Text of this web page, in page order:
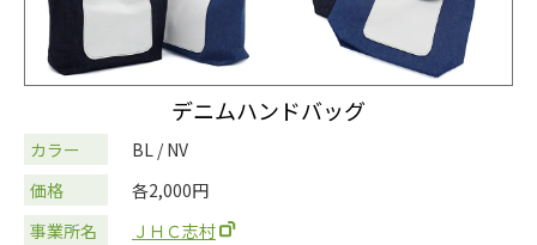
デニムハンドバッグ
カラー
BL / NV
価格
各2,000円
事業所名
ＪＨＣ志村